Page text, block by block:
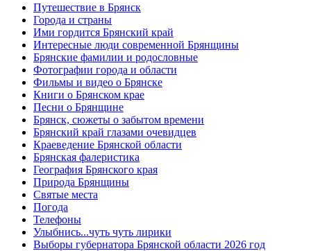
Путешествие в Брянск
Города и страны
Ими гордится Брянский край
Интересные люди современной Брянщины
Брянские фамилии и родословные
Фотографии города и области
Фильмы и видео о Брянске
Книги о Брянском крае
Песни о Брянщине
Брянск, сюжеты о забытом времени
Брянский край глазами очевидцев
Краеведение Брянской области
Брянская фалеристика
География Брянского края
Природа Брянщины
Святые места
Погода
Телефоны
Улыбнись...чуть чуть лирики
Выборы губернатора Брянской области 2026 год